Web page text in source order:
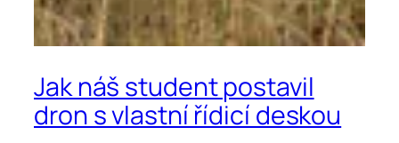
Jak náš student postavil
dron s vlastní řídicí deskou